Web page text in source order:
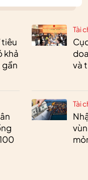
tiêu
khả
Tài
và
Tài